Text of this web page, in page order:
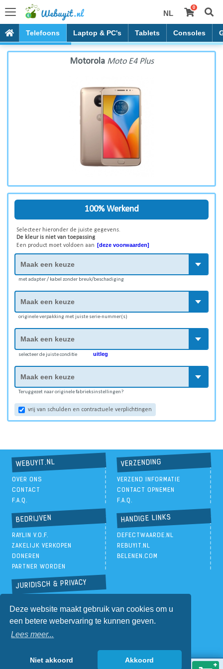
Deze website maakt gebruik van cookies om u
een betere webervaring te kunnen geven.
Lees meer...
Niet akkoord Akkoord
NL
0
Telefoons Laptop & PC's Tablets Consoles
Motorola Moto E4 Plus
Motorola Moto E4 Plus
100% Werkend
Selecteer hieronder de juiste gegevens.
De kleur is niet van toepassing
Een product moet voldoen aan [deze voorwaarden]
met adapter / kabel zonder breuk/beschadiging
originele verpakking met juiste serie-nummer(s)
selecteer de juiste conditie uitleg
Teruggezet naar originele fabrieksinstellingen?
vrij van schulden en contractuele verplichtingen
WEBUYIT.NL
OVER ONS
CONTACT
F.A.Q.
VERZENDING
VERZEND INFORMATIE
CONTACT OPNEMEN
F.A.Q.
BEDRIJVEN
RAYLIN V.O.F.
ZAKELIJK VERKOPEN
DONEREN
PARTNER WORDEN
HANDIGE LINKS
DEFECTWAARDE.NL
REBUYIT.NL
BELENEN.COM
JURIDISCH & PRIVACY
ALGEMENE VOORWAARDEN